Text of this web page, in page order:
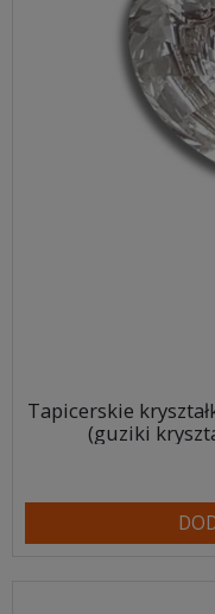
Tapicerskie
(guziki